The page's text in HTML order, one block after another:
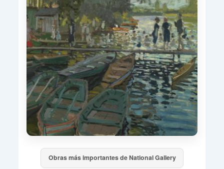
Obras más importantes de National Gallery